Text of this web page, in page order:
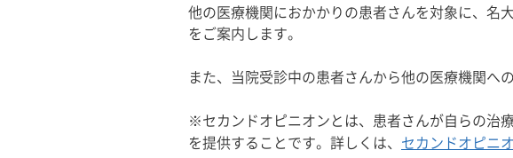
他の医療機関におかかりの患者さんを対象に、名
をご案内します。
また、当院受診中の患者さんから他の医療機関へ
※セカンドオピニオンとは、患者さんが自らの治
を提供することです。詳しくは、 セカンドオピニ